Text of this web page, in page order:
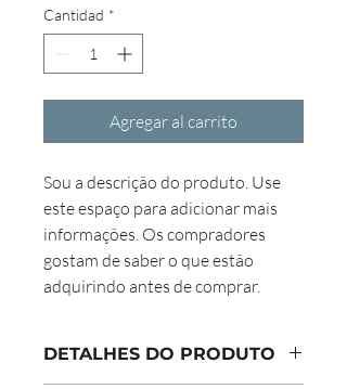
Cantidad *
Agregar al carrito
Sou a descrição do produto. Use
este espaço para adicionar mais
informações. Os compradores
gostam de saber o que estão
adquirindo antes de comprar.
DETALHES DO PRODUTO